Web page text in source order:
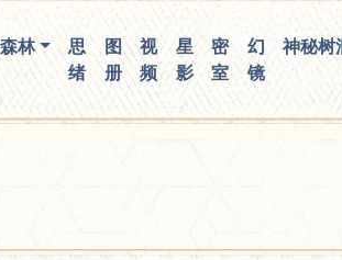
你无法看到我
林
思
绪
图
册
视
频
星
影
密
室
幻
镜
神秘树